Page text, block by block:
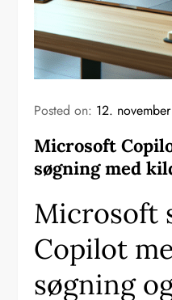
Posted on: 12.
Microsoft
søgning med
Microsoft
Copilot
søgning